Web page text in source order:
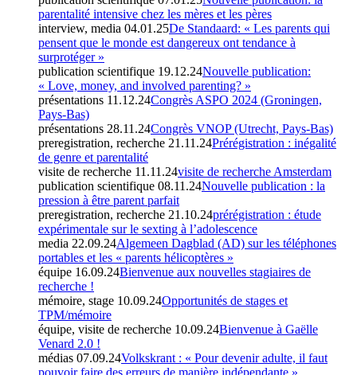
parentalité intensive chez les mères et les pères
interview, media 04.01.25De Standaard: « Les parents qui
pensent que le monde est dangereux ont tendance à
surprotéger »
publication scientifique 19.12.24Nouvelle publication:
« Love, money, and involved parenting? »
présentations 11.12.24Congrès ASPO 2024 (Groningen,
Pays-Bas)
présentations 28.11.24Congrès VNOP (Utrecht, Pays-Bas)
preregistration, recherche 21.11.24Prérégistration : inégalité
de genre et parentalité
visite de recherche 11.11.24visite de recherche Amsterdam
publication scientifique 08.11.24Nouvelle publication : la
pression à être parent parfait
preregistration, recherche 21.10.24prérégistration : étude
expérimentale sur le sexting à l’adolescence
media 22.09.24Algemeen Dagblad (AD) sur les téléphones
portables et les « parents hélicoptères »
équipe 16.09.24Bienvenue aux nouvelles stagiaires de
recherche !
mémoire, stage 10.09.24Opportunités de stages et
TPM/mémoire
équipe, visite de recherche 10.09.24Bienvenue à Gaëlle
Venard 2.0 !
médias 07.09.24Volkskrant : « Pour devenir adulte, il faut
pouvoir faire des erreurs de manière indépendante »